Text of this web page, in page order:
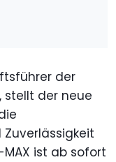
der
stellt der neue
ist ab sofort